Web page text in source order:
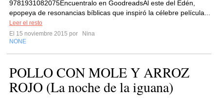
9781931082075Encuentralo en GoodreadsAl este del Edén,
epopeya de resonancias bíblicas que inspiró la célebre película...
Leer el resto
El 15 noviembre 2015 por
Nina
NONE
POLLO CON MOLE Y ARROZ
ROJO (La noche de la iguana)